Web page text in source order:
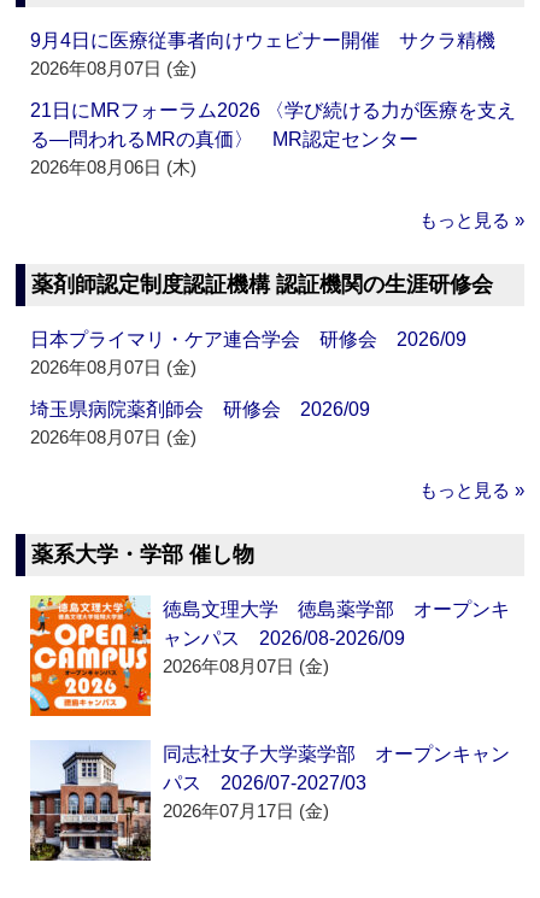
9月4日に医療従事者向けウェビナー開催 サクラ精機
2026年08月07日 (金)
21日にMRフォーラム2026 〈学び続ける力が医療を支え
る―問われるMRの真価〉 MR認定センター
2026年08月06日 (木)
もっと見る »
薬剤師認定制度認証機構 認証機関の生涯研修会
日本プライマリ・ケア連合学会 研修会 2026/09
2026年08月07日 (金)
埼玉県病院薬剤師会 研修会 2026/09
2026年08月07日 (金)
もっと見る »
薬系大学・学部 催し物
徳島文理大学 徳島薬学部 オープンキ
ャンパス 2026/08-2026/09
2026年08月07日 (金)
同志社女子大学薬学部 オープンキャン
パス 2026/07-2027/03
2026年07月17日 (金)